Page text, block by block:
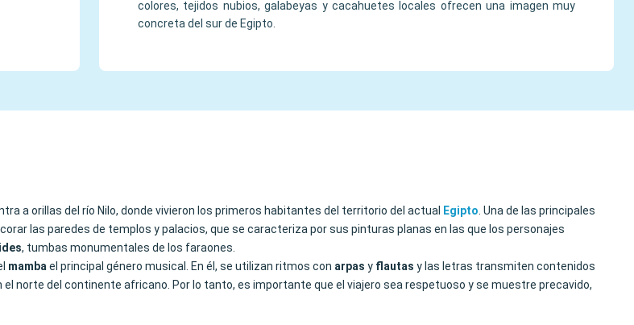
colores, tejidos nubios, galabeyas y cacahuetes locales ofrecen una imagen muy
concreta del sur de Egipto.
a orillas del río Nilo, donde vivieron los primeros habitantes del territorio del actual
Egipto . Una de las principales
las paredes de templos y palacios, que se caracteriza por sus pinturas planas en las que los personajes
, tumbas monumentales de los faraones.
mamba el principal género musical. En él, se utilizan ritmos con arpas y flautas y las letras transmiten contenidos
norte del continente africano. Por lo tanto, es importante que el viajero sea respetuoso y se muestre precavido,